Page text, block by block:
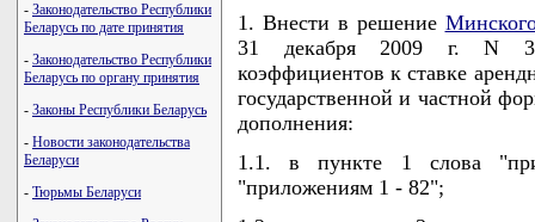
- Законодательство Республики
Беларусь по дате принятия
- Законодательство Республики
Беларусь по органу принятия
- Законы Республики Беларусь
- Новости законодательства
Беларуси
- Тюрьмы Беларуси
1. Внести в решение
31 декабря 2009 г. N
коэффициентов к ставке
государственной и частной
дополнения:
1.1. в пункте 1 слова
"приложениям 1 - 82";